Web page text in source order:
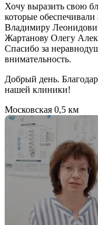
Хочу выразить свою
которые
Владимиру
Жартанову Олегу
Спасибо за
внимательность.
Добрый день.
нашей клиники!
Московская 0,5 км